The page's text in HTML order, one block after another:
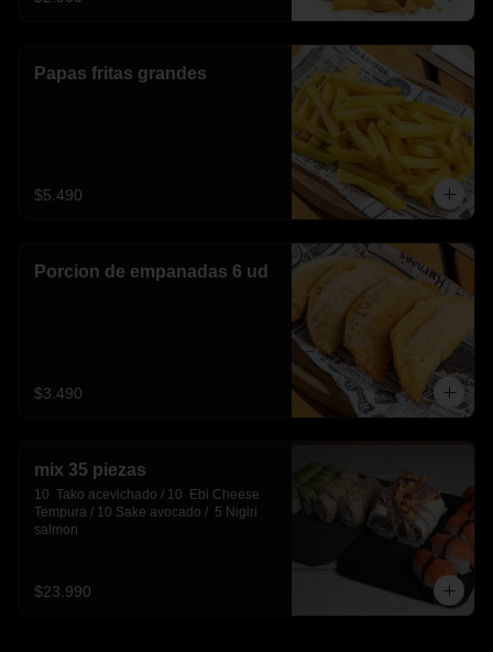
Papas fritas grandes
$5.490
Porcion de empanadas 6 ud
$3.490
mix 35 piezas
10  Tako acevichado / 10  Ebi Cheese
Tempura / 10 Sake avocado /  5 Nigiri
salmon
$23.990